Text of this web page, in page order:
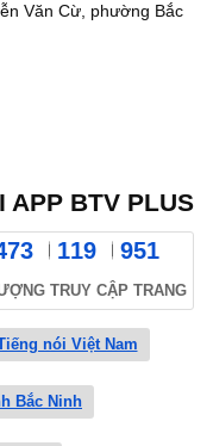
Cừ, phường Bắc
APP BTV PLUS
119 951
TRUY CẬP TRANG
nói Việt Nam
Bắc Ninh